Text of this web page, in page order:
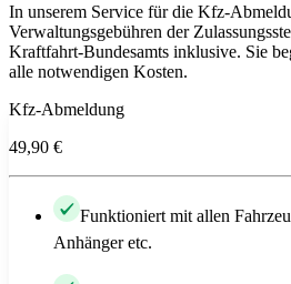
In unserem Service für die Kfz-
Verwaltungsgebühren der
Kraftfahrt-Bundesamts inklusive. Sie
alle notwendigen Kosten.
Kfz-Abmeldung
49,90 €
Funktioniert mit allen
Anhänger etc.